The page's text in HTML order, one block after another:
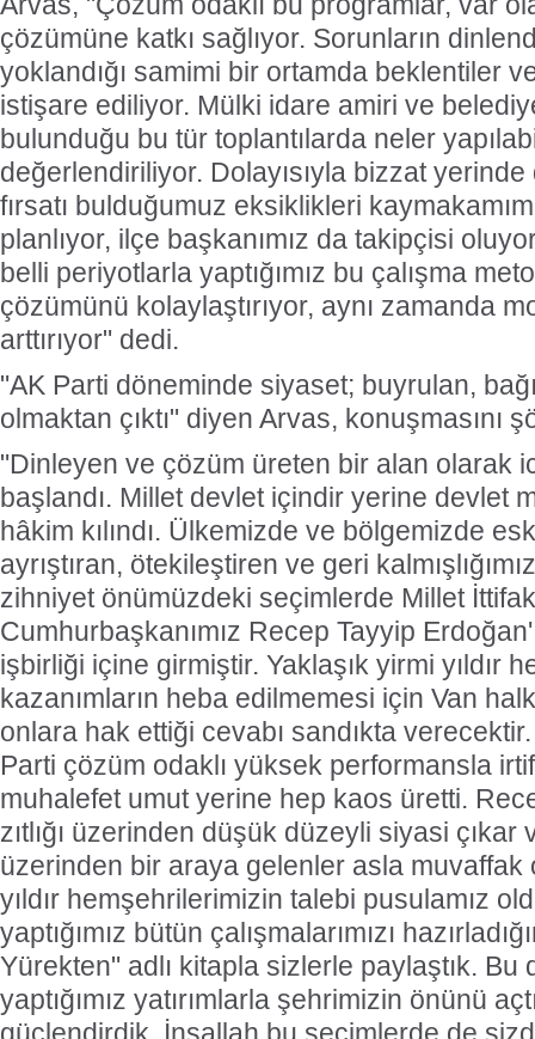
çözümüne katkı sağlıyor. Sorunların
yoklandığı samimi bir ortamda beklentiler
istişare ediliyor. Mülki idare amiri ve
bulunduğu bu tür toplantılarda neler
değerlendiriliyor. Dolayısıyla bizzat
fırsatı bulduğumuz eksiklikleri
planlıyor, ilçe başkanımız da takipçisi
belli periyotlarla yaptığımız bu çalışma
çözümünü kolaylaştırıyor, aynı zamanda
arttırıyor" dedi.
"AK Parti döneminde siyaset; buyrulan,
olmaktan çıktı" diyen Arvas, konuşmasını
"Dinleyen ve çözüm üreten bir alan olarak
başlandı. Millet devlet içindir yerine devlet
hâkim kılındı. Ülkemizde ve bölgemizde
ayrıştıran, ötekileştiren ve geri
zihniyet önümüzdeki seçimlerde Millet
Cumhurbaşkanımız Recep Tayyip
işbirliği içine girmiştir. Yaklaşık yirmi yıldır
kazanımların heba edilmemesi için Van
onlara hak ettiği cevabı sandıkta
Parti çözüm odaklı yüksek performansla
muhalefet umut yerine hep kaos üretti.
zıtlığı üzerinden düşük düzeyli siyasi
üzerinden bir araya gelenler asla muvaffak
yıldır hemşehrilerimizin talebi pusulamız
yaptığımız bütün çalışmalarımızı
Yürekten" adlı kitapla sizlerle paylaştık.
yaptığımız yatırımlarla şehrimizin önünü